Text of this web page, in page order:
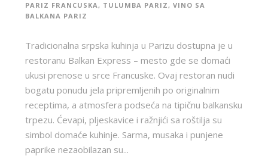
PARIZ FRANCUSKA, TULUMBA PARIZ, VINO SA
BALKANA PARIZ
Tradicionalna srpska kuhinja u Parizu dostupna je u
restoranu Balkan Express – mesto gde se domaći
ukusi prenose u srce Francuske. Ovaj restoran nudi
bogatu ponudu jela pripremljenih po originalnim
receptima, a atmosfera podseća na tipičnu balkansku
trpezu. Ćevapi, pljeskavice i ražnjići sa roštilja su
simbol domaće kuhinje. Sarma, musaka i punjene
paprike nezaobilazan su...